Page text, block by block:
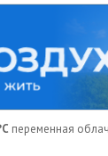
переменная